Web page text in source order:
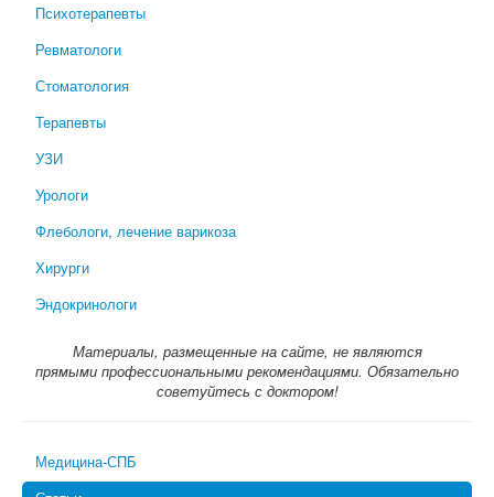
Психотерапевты
Ревматологи
Стоматология
Терапевты
УЗИ
Урологи
Флебологи, лечение варикоза
Хирурги
Эндокринологи
Материалы, размещенные на сайте, не являются
прямыми профессиональными рекомендациями. Обязательно
советуйтесь с доктором!
Медицина-СПБ